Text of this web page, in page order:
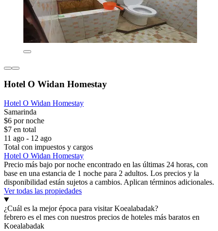
Hotel O Widan Homestay
Hotel O Widan Homestay
Samarinda
$6 por noche
$7 en total
11 ago - 12 ago
Total con impuestos y cargos
Hotel O Widan Homestay
Precio más bajo por noche encontrado en las últimas 24 horas, con
base en una estancia de 1 noche para 2 adultos. Los precios y la
disponibilidad están sujetos a cambios. Aplican términos adicionales.
Ver todas las propiedades
¿Cuál es la mejor época para visitar Koealabadak?
febrero es el mes con nuestros precios de hoteles más baratos en
Koealabadak